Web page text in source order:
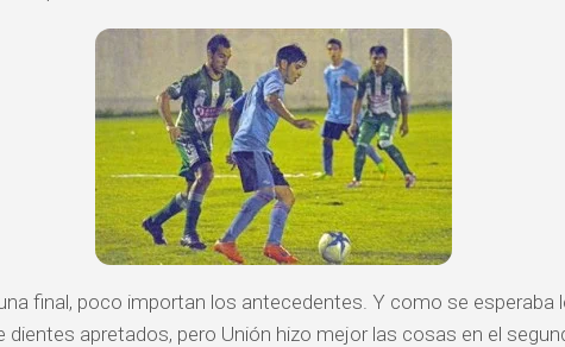
final, poco importan los antecedentes. Y como se esperaba
dientes apretados, pero Unión hizo mejor las cosas en el